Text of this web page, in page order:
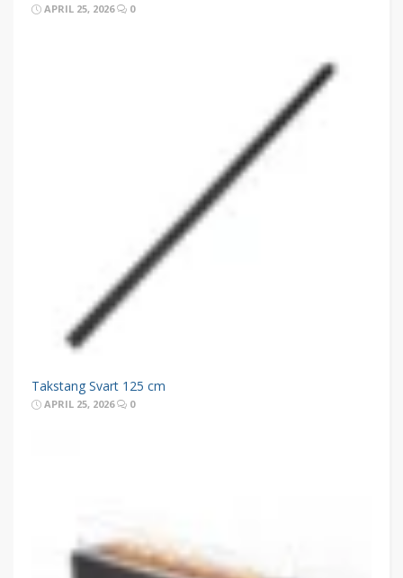
APRIL 25, 2026 0
Takstang Svart 125 cm
APRIL 25, 2026 0